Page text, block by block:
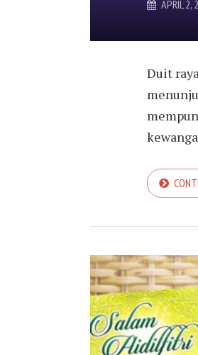
APRIL 2,
Duit